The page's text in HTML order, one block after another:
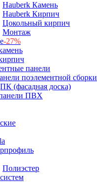
Hauberk Камень
Hauberk Кирпич
Цокольный кирпич
Монтаж
-27%
панели
поэлементной сборки
(фасадная доска)
ПВХ
Полиэстер